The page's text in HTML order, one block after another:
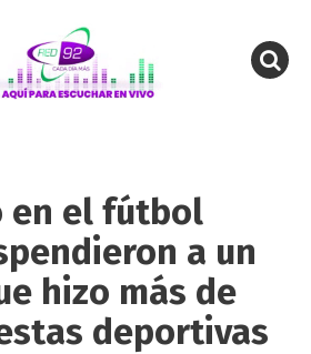
en el fútbol
a un
hizo más de
deportivas